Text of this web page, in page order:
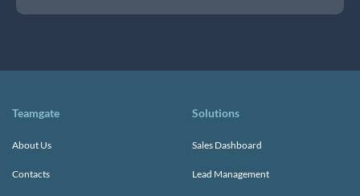
Teamgate
About Us
Contacts
Solutions
Sales Dashboard
Lead Management